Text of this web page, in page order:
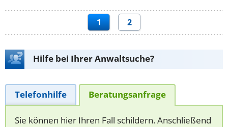
1 2
Hilfe bei Ihrer Anwaltsuche?
Telefonhilfe Beratungsanfrage
Sie können hier Ihren Fall schildern. Anschließend